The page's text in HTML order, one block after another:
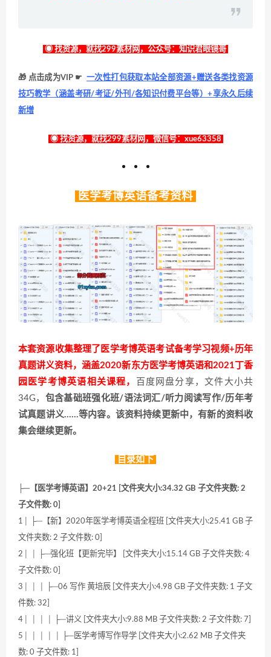
◉ 找资源，就找299素材网，公众号：知识君眼镜哥
🎁 点击成为VIP ☛ 一次性打包获取本站全部资源+赠送各类找资源
技巧教学（涵盖考研/考证/外刊/各知识付费平台等）+享永久后续
新增
◉ 找资源，就找299素材网，微信号：xue63358
医学考博英语备考资料
本套资源收集整理了医学考博英语考试备考学习视频+历年
真题讲义资料，涵盖2020新东方医学考博英语和2021丁香
园医学考博英语相关课程，
百度网盘分享，文件大小共
34G， 包含基础班强化班/语法词汇/听力阅读写作/历年考
试真题讲义……等内容。该资料持续更新中，有新的资料收
集会继续更新。
目录如下
├─【医学考博英语】20+21 [文件夹大小:34.32 GB 子文件夹数: 2
子文件数: 0]
1│ ├─【新】2020年医学考博英语全程班 [文件夹大小:25.41 GB 子
文件夹数: 2 子文件数: 0]
2│ │ ├─强化班【更新完毕】 [文件夹大小:15.14 GB 子文件夹数: 4
子文件数: 0]
3│ │ │ ├─06 写作 黄培辰 [文件夹大小:4.98 GB 子文件夹数: 1 子文
件数: 32]
4│ │ │ │ ├─讲义 [文件夹大小:9.88 MB 子文件夹数: 2 子文件数: 7]
5│ │ │ │ │ ├─医学考博写作导学 [文件夹大小:2.62 MB 子文件夹
数: 0 子文件数: 1]